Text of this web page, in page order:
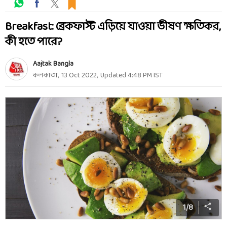
Breakfast: ব্রেকফাস্ট এড়িয়ে যাওয়া ভীষণ ক্ষতিকর,
কী হতে পারে?
Aajtak Bangla
কলকাতা, 13 Oct 2022, Updated4:48 PMIST
1/8